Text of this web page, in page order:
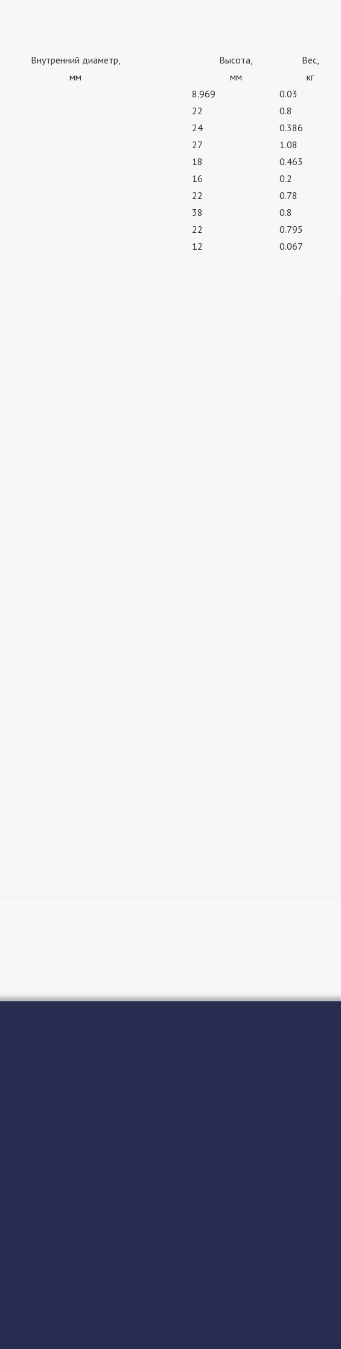
Внутренний диаметр,
мм
Высота,
мм
Вес,
кг
8.969
0.03
22
0.8
24
0.386
27
1.08
18
0.463
16
0.2
22
0.78
38
0.8
22
0.795
12 0.067